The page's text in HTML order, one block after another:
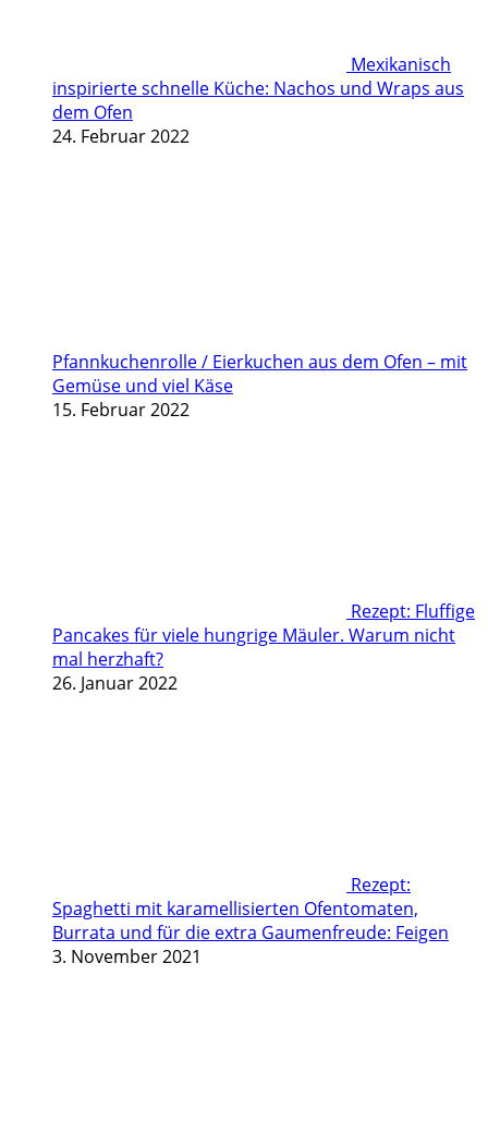
Mexikanisch
inspirierte schnelle Küche: Nachos und Wraps aus
dem Ofen
24. Februar 2022
Pfannkuchenrolle / Eierkuchen aus dem Ofen – mit
Gemüse und viel Käse
15. Februar 2022
Rezept: Fluffige
Pancakes für viele hungrige Mäuler. Warum nicht
mal herzhaft?
26. Januar 2022
Rezept:
Spaghetti mit karamellisierten Ofentomaten,
Burrata und für die extra Gaumenfreude: Feigen
3. November 2021